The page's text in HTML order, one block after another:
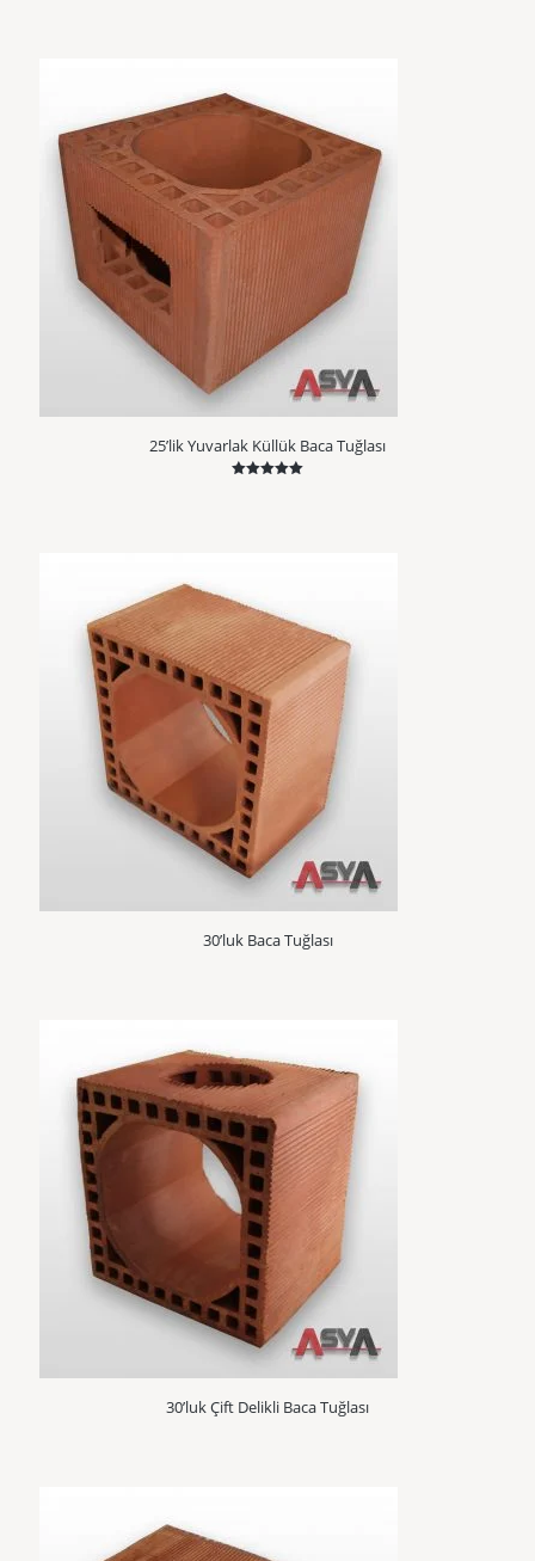
25’lik Yuvarlak Küllük Baca Tuğlası
30’luk Baca Tuğlası
30’luk Çift Delikli Baca Tuğlası